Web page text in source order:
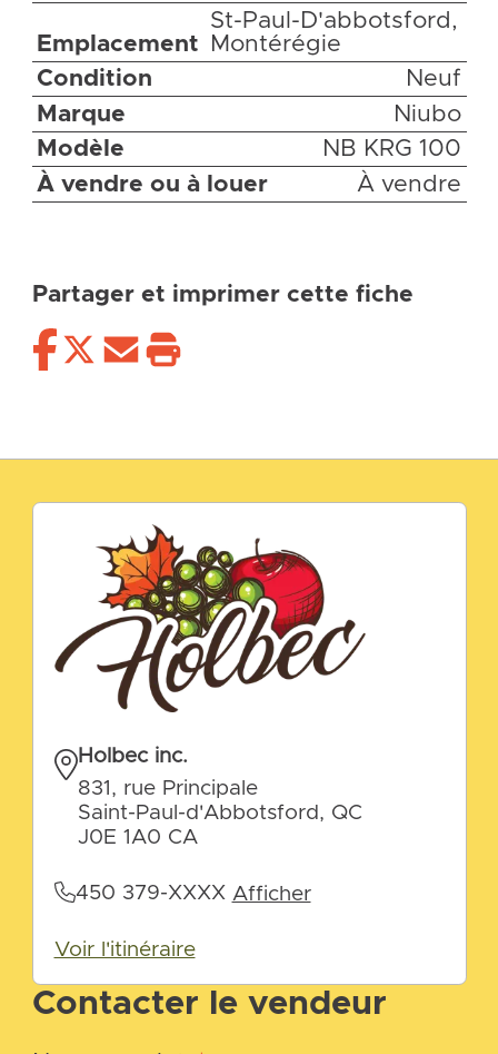
Emplacement
St-Paul-D'abbotsford,
Montérégie
Condition
Neuf
Marque
Niubo
Modèle
NB KRG 100
À vendre ou à louer
À vendre
Partager et imprimer cette fiche
Contacter le vendeur
Holbec inc.
831, rue Principale
Saint-Paul-d'Abbotsford, QC
J0E 1A0 CA
450 379-XXXX Afficher
Voir l'itinéraire